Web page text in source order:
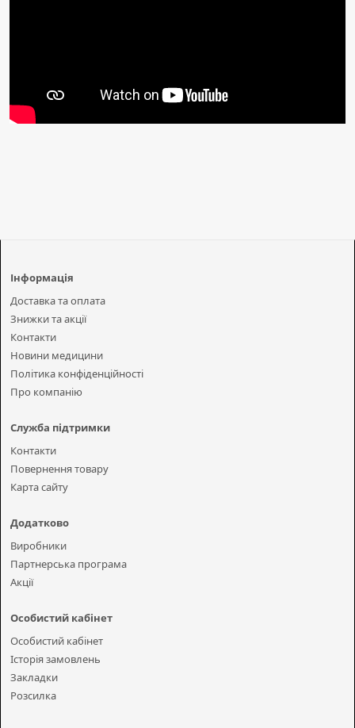
Інформація
Доставка та оплата
Знижки та акції
Контакти
Новини медицини
Політика конфіденційності
Про компанію
Служба підтримки
Контакти
Повернення товару
Карта сайту
Додатково
Виробники
Партнерська програма
Акції
Особистий кабінет
Особистий кабінет
Історія замовлень
Закладки
Розсилка